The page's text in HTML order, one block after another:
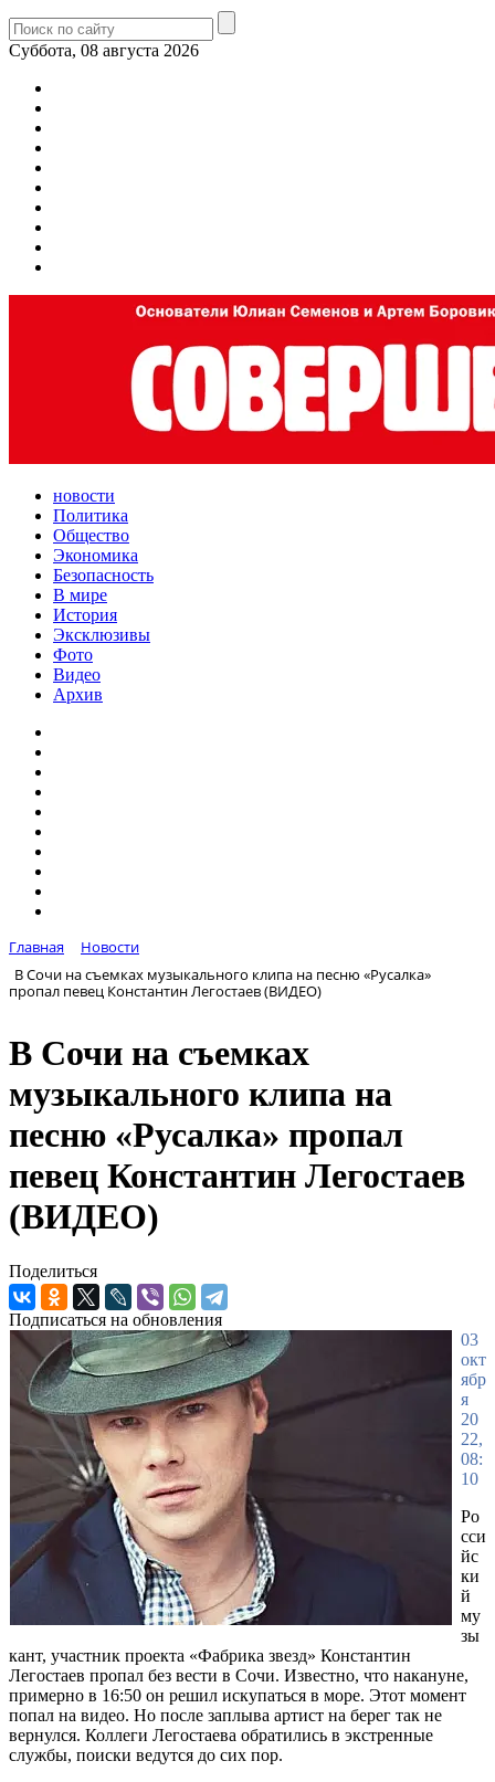
Суббота, 08 августа 2026
новости
Политика
Общество
Экономика
Безопасность
В мире
История
Эксклюзивы
Фото
Видео
Архив
Главная
Новости
В Сочи на съемках музыкального клипа на песню «Русалка»
пропал певец Константин Легостаев (ВИДЕО)
В Сочи на съемках
музыкального клипа на
песню «Русалка» пропал
певец Константин Легостаев
(ВИДЕО)
Поделиться
Подписаться на обновления
03
окт
ябр
я
20
22,
08:
10
Ро
сси
йс
ки
й
му
зы
кант, участник проекта «Фабрика звезд» Константин
Легостаев пропал без вести в Сочи. Известно, что накануне,
примерно в 16:50 он решил искупаться в море. Этот момент
попал на видео. Но после заплыва артист на берег так не
вернулся. Коллеги Легостаева обратились в экстренные
службы, поиски ведутся до сих пор.